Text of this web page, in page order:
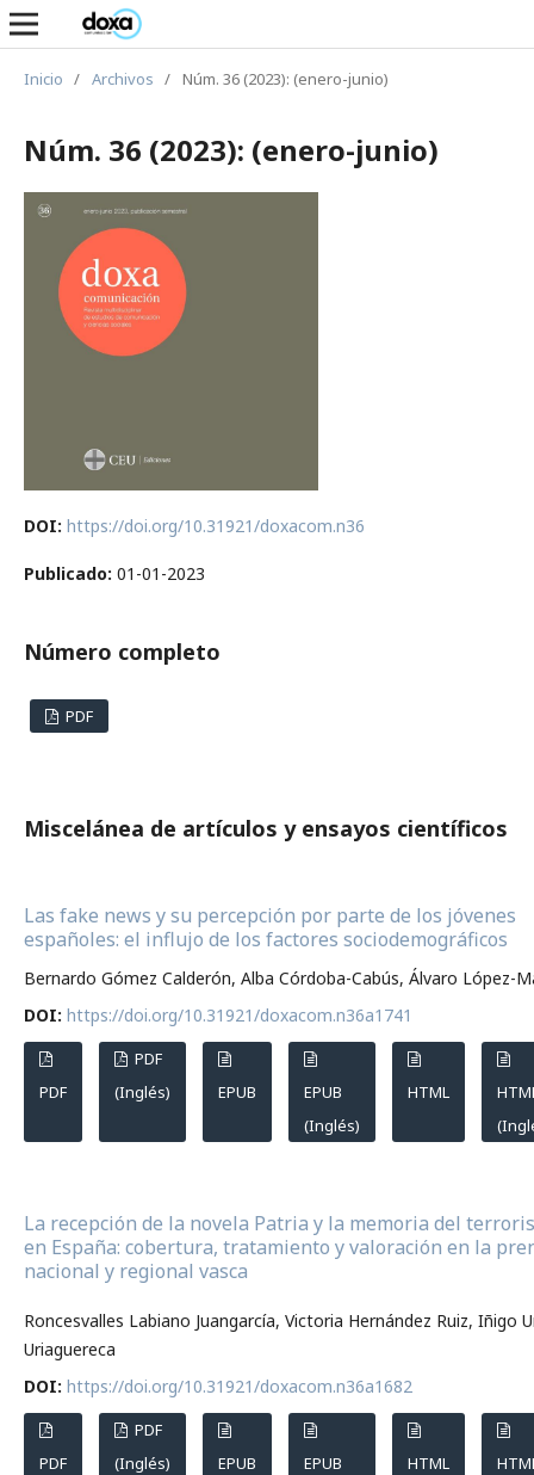
Inicio / Archivos / Núm. 36 (2023): (enero-junio)
Núm. 36 (2023): (enero-junio)
DOI: https://doi.org/10.31921/doxacom.n36
Publicado: 01-01-2023
Número completo
PDF
Miscelánea de artículos y ensayos científicos
Las fake news y su percepción por parte de los jóvenes
españoles: el influjo de los factores sociodemográficos
Bernardo Gómez Calderón, Alba Córdoba-Cabús, Álvaro López-
DOI: https://doi.org/10.31921/doxacom.n36a1741
PDF
PDF
(Inglés)
EPUB
EPUB
(Inglés)
HTML
La recepción de la novela Patria y la memoria del
en España: cobertura, tratamiento y valoración en la
nacional y regional vasca
Roncesvalles Labiano Juangarcía, Victoria Hernández Ruiz, Iñigo
Uriaguereca
DOI: https://doi.org/10.31921/doxacom.n36a1682
PDF
PDF
(Inglés)
EPUB
EPUB
HTML